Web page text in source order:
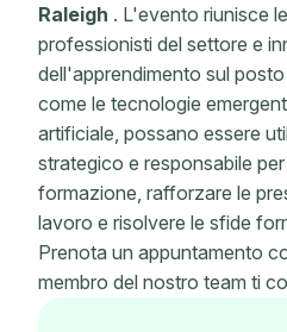
Raleigh . L'evento riunisce
professionisti del settore e
dell'apprendimento sul
come le tecnologie
artificiale, possano essere
strategico e responsabile
formazione, rafforzare le
lavoro e risolvere le sfide
Prenota un appuntamento
membro del nostro team ti